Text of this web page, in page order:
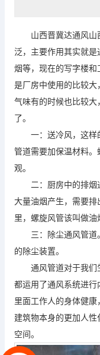
山西晋冀达通风
泛，主要作用其实就
烟等，现在的写字楼
是厂房中使用的比较
气味有的时候也比较
了。
一：送冷风，这样
管道需要加保温材料
观。
二：厨房中的排
大量油烟产生，需要
里，螺旋风管该叫做油
三：除尘通风管
的除尘装置。
通风管道对于我们
都运用了通风系统进
里面工作人的身体健
建筑物本身的更加人
空间。